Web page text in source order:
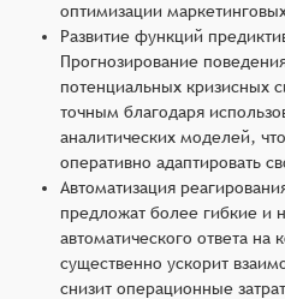
оптимизации
Развитие функций
Прогнозирование
потенциальных кризисных
точным благодаря
аналитических моделей,
оперативно адаптировать
Автоматизация
предложат более гибкие и
автоматического ответа
существенно ускорит
снизит операционные